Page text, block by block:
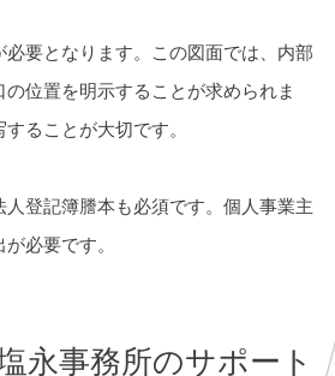
要となります。この図面では、内部
位置を明示することが求められま
ることが大切です。
人登記簿謄本も必須です。個人事業主
必要です。
永事務所のサポート